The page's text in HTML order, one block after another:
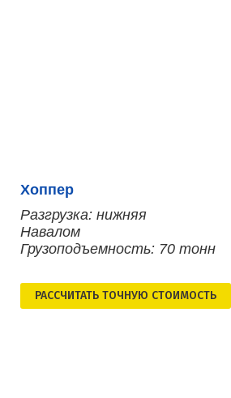
Хоппер
Разгрузка: нижняя
Навалом
Грузоподъемность: 70 тонн
РАСCЧИТАТЬ ТОЧНУЮ СТОИМОСТЬ